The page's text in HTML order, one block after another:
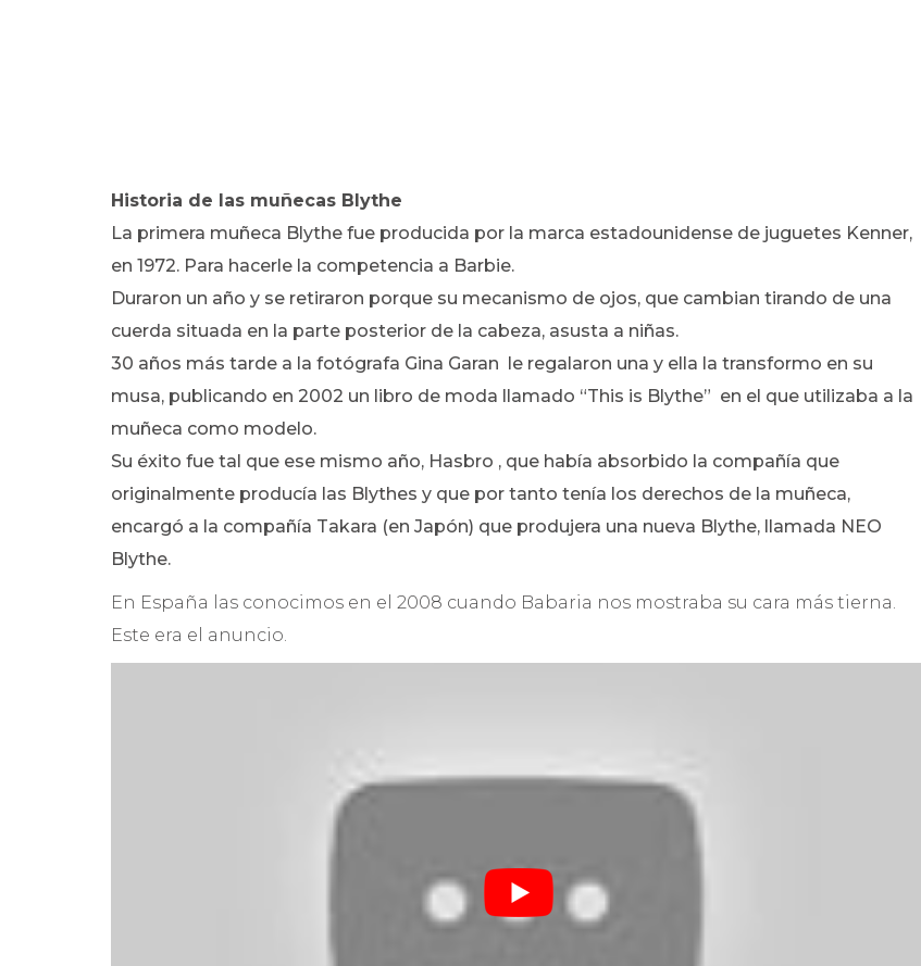
Historia de las muñecas Blythe
La primera muñeca Blythe fue producida por la marca estadounidense de juguetes Kenner,
en 1972. Para hacerle la competencia a Barbie.
Duraron un año y se retiraron porque su mecanismo de ojos, que cambian tirando de una
cuerda situada en la parte posterior de la cabeza, asusta a niñas.
30 años más tarde a la fotógrafa Gina Garan le regalaron una y ella la transformo en su
musa, publicando en 2002 un libro de moda llamado “This is Blythe” en el que utilizaba a la
muñeca como modelo.
Su éxito fue tal que ese mismo año, Hasbro , que había absorbido la compañía que
originalmente producía las Blythes y que por tanto tenía los derechos de la muñeca,
encargó a la compañía Takara (en Japón) que produjera una nueva Blythe, llamada NEO
Blythe.
En España las conocimos en el 2008 cuando Babaria nos mostraba su cara más tierna.
Este era el anuncio.